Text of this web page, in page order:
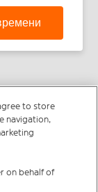
to store
navigation,
on behalf of